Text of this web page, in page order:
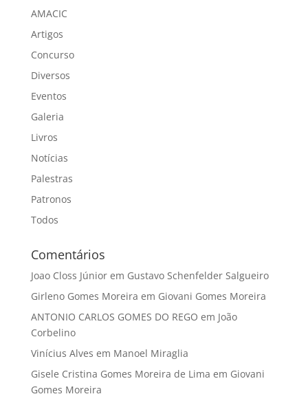
AMACIC
Artigos
Concurso
Diversos
Eventos
Galeria
Livros
Notícias
Palestras
Patronos
Todos
Comentários
Joao Closs Júniorem Gustavo Schenfelder Salgueiro
Girleno Gomes Moreira em Giovani Gomes Moreira
ANTONIO CARLOS GOMES DO REGO em João
Corbelino
Vinícius Alves em Manoel Miraglia
Gisele Cristina Gomes Moreira de Lima em Giovani
Gomes Moreira